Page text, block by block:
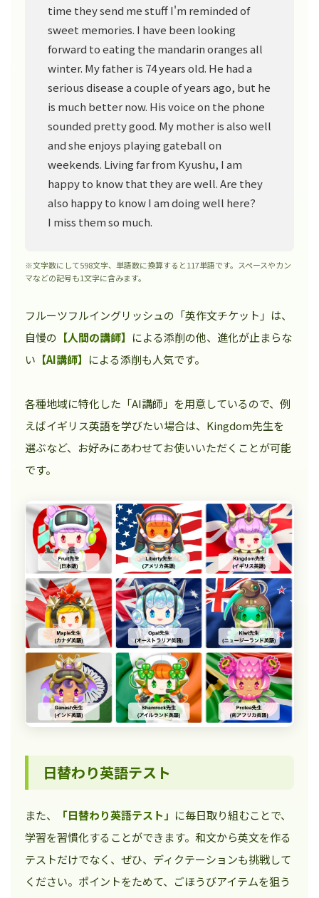
time they send me stuff I'm reminded of
sweet memories. I have been looking
forward to eating the mandarin oranges all
winter. My father is 74 years old. He had a
serious disease a couple of years ago, but he
is much better now. His voice on the phone
sounded pretty good. My mother is also well
and she enjoys playing gateball on
weekends. Living far from Kyushu, I am
happy to know that they are well. Are they
also happy to know I am doing well here?
I miss them so much.
※文字数にして598文字、単語数に換算すると117単語です。スペースやカン
マなどの記号も1文字に含みます。
フルーツフルイングリッシュの「英作文チケット」は、
自慢の 【人間の講師】 による添削の他、進化が止まらな
い 【AI講師】 による添削も人気です。
各種地域に特化した「AI講師」を用意しているので、例
えばイギリス英語を学びたい場合は、Kingdom先生を
選ぶなど、お好みにあわせてお使いいただくことが可能
です。
日替わり英語テスト
また、 「日替わり英語テスト」 に毎日取り組むことで、
学習を習慣化することができます。和文から英文を作る
テストだけでなく、ぜひ、ディクテーションも挑戦して
ください。ポイントをためて、ごほうびアイテムを狙う